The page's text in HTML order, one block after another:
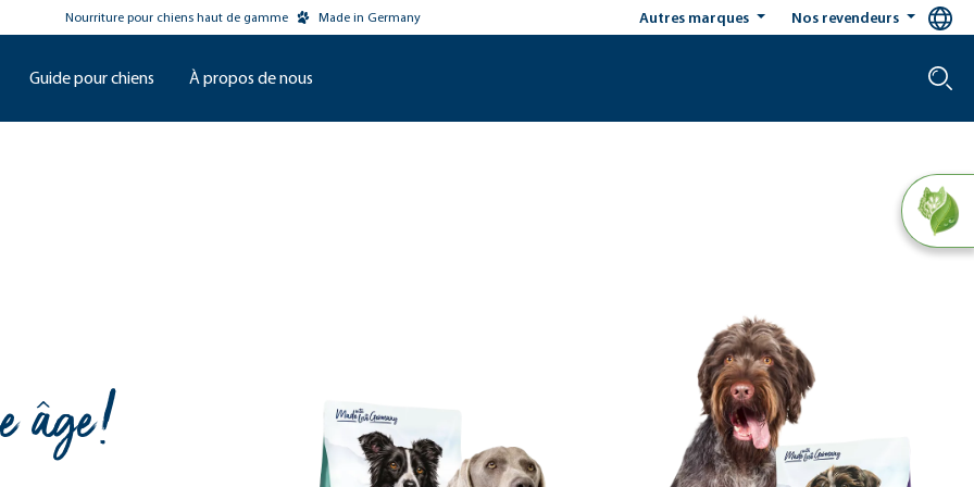
Nourriture pour chiens haut de gamme Made in Germany Autres marques Nos revendeurs
Guide pour chiens À propos de nous
âge!